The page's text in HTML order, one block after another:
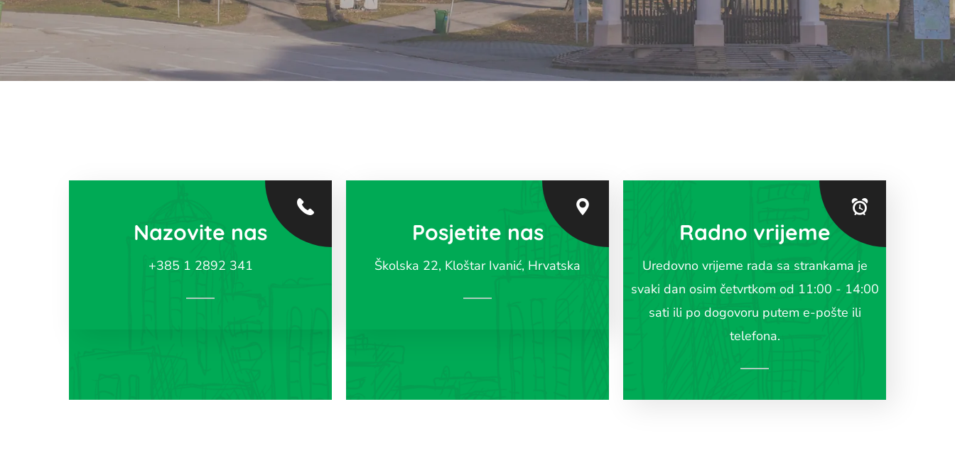
Nazovite nas
+385 1 2892 341
Posjetite nas
Školska 22, Kloštar Ivanić, Hrvatska
Radno vrijeme
Uredovno vrijeme rada sa strankama je
svaki dan osim četvrtkom od 11:00 - 14:00
sati ili po dogovoru putem e-pošte ili
telefona.